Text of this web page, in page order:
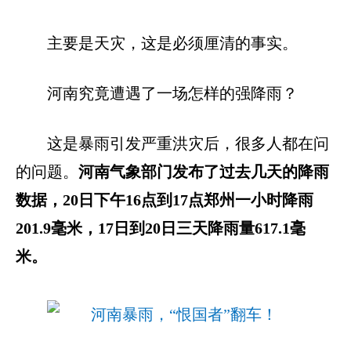
主要是天灾，这是必须厘清的事实。
河南究竟遭遇了一场怎样的强降雨？
这是暴雨引发严重洪灾后，很多人都在问
的问题。 河南气象部门发布了过去几天的降雨
数据，20日下午16点到17点郑州一小时降雨
201.9毫米，17日到20日三天降雨量617.1毫
米。